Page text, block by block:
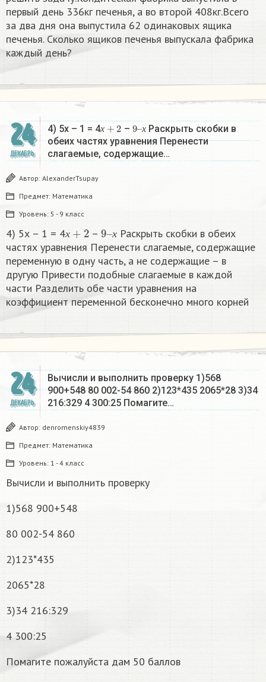
первый день 336кг печенья, а во второй 408кг.Всего
за два дня она выпустила 62 одинаковых ящика
печенья. Сколько ящиков печенья выпускала фабрика
каждый день?
24
ДЕКАБРЬ
4) 5х – 1 = 4х
х+2 – х
9–
х
Раскрыть скобки в
обеих частях уравнения Перенести
слагаемые, содержащие…
Автор: AlexanderTsupay
Предмет: Математика
Уровень: 5 - 9 класс
4) 5х – 1 = 4х – х
9
х
Раскрыть скобки в обеих
частях уравнения Перенести слагаемые, содержащие
переменную в одну часть, а не содержащие – в
другую Привести подобные слагаемые в каждой
части Разделить обе части уравнения на
коэффициент переменной бесконечно много корней​
24
ДЕКАБРЬ
Вычисли и выполнить проверку 1)568
900+548 80 002-54 860 2)123*435 2065*28 3)34
216:329 4 300:25 Помагите…
Автор: denromenskiy4839
Предмет: Математика
Уровень: 1 - 4 класс
Вычисли и выполнить проверку
1)568 900+548
80 002-54 860
2)123*435
2065*28
3)34 216:329
4 300:25
Помагите пожалуйста дам 50 баллов